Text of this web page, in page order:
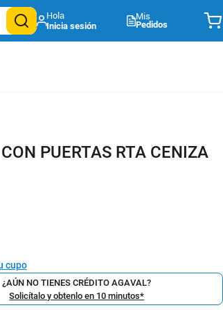
Mis
Pedidos
PUERTAS RTA CENIZA
cupo
¿AÚN NO TIENES CRÉDITO AGAVAL?
Solicítalo y obtenlo en 10 minutos*